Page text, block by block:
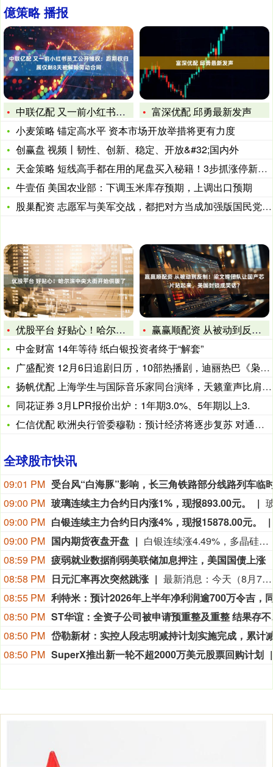
億策略 播报
中联亿配 又一前小红书员工公开维权：距期权归属仅剩8天被解除
富深优配 邱勇最新发声
小麦策略 锚定高水平 资本市场开放举措将更有力度
创赢盘 视频丨韧性、创新、稳定、开放&#32;国内外
天金策略 短线高手都在用的尾盘买入秘籍！3步抓涨停新股民也能
牛壹佰 美国农业部：下调玉米库存预期，上调出口预期
股巢配资 志愿军与美军交战，都把对方当成加强版国民党军队，结
优股平台 好贴心！哈尔滨中央大街开始供暖了
赢赢顺配资 从被动到反制！梁文锋团队让国产芯片站起来，美国封
中金财富 14年等待 纸白银投资者终于“解套”
广盛配资 12月6日追剧日历，10部热播剧，迪丽热巴《枭起青
扬帆优配 上海学生与国际音乐家同台演绎，天籁童声比肩英国最高
同花证券 3月LPR报价出炉：1年期3.0%、5年期以上3.
仁信优配 欧洲央行管委穆勒：预计经济将逐步复苏 对通胀感到满
全球股市快讯
09:01 PM
09:00 PM 玻璃连续主力合约日内涨1%，现报893.00元。
09:00 PM 白银连续主力合约日内涨4%，现报15878.00元。
09:00 PM 国内期货夜盘开盘
白银连续涨4.49%，多晶硅连续涨2.95%，黄金连续涨2.45%，工业硅连续涨1.91%，鸡蛋连续涨1.72%。
08:59 PM 疲弱就业数据削弱美联储加息押注，美国国债上涨
08:58 PM 日元汇率再次突然跳涨
最新消息：今天（8月7日），在疲软的美国就业数据公布后，日元兑美元汇率再次突然跳涨：美元一度下跌1.1%，至1美元兑156.68日元。目前尚不清楚是什么推动了这一市场波动，也不确定日本是否再次入市干预。 日本财务大臣片山皋月和美国财长贝森特8月3日确认，日美于美东时间7月31日联合干预外汇市场，支撑日元汇率。干预后，日元汇率一度升至1美元兑换155日元区间，但今天早些时候已回落至1美元兑换158日元区间。（CCTV国际时讯）
08:55 PM
08:50 PM
ST华
08:50 PM
08:50 PM SuperX推出新一轮不超2000万美元股票回购计划